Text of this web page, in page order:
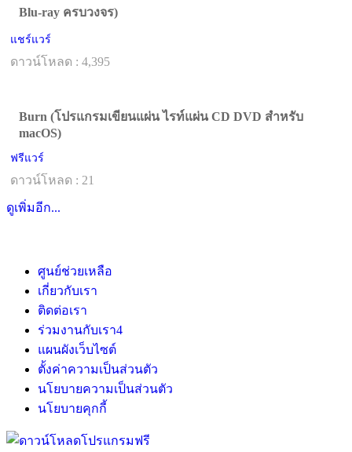
Blu-ray ครบวงจร)
แชร์แวร์
ดาวน์โหลด : 4,395
Burn (โปรแกรมเขียนแผ่น ไรท์แผ่น CD DVD สำหรับ
macOS)
ฟรีแวร์
ดาวน์โหลด : 21
ดูเพิ่มอีก...
ศูนย์ช่วยเหลือ
เกี่ยวกับเรา
ติดต่อเรา
ร่วมงานกับเรา4
แผนผังเว็บไซต์
ตั้งค่าความเป็นส่วนตัว
นโยบายความเป็นส่วนตัว
นโยบายคุกกี้